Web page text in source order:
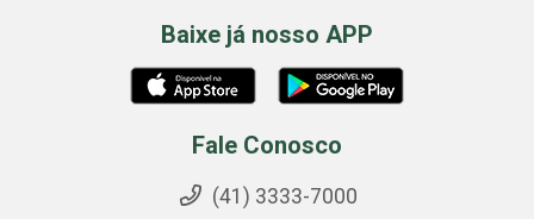
Baixe já nosso APP
Fale Conosco
(41) 3333-7000